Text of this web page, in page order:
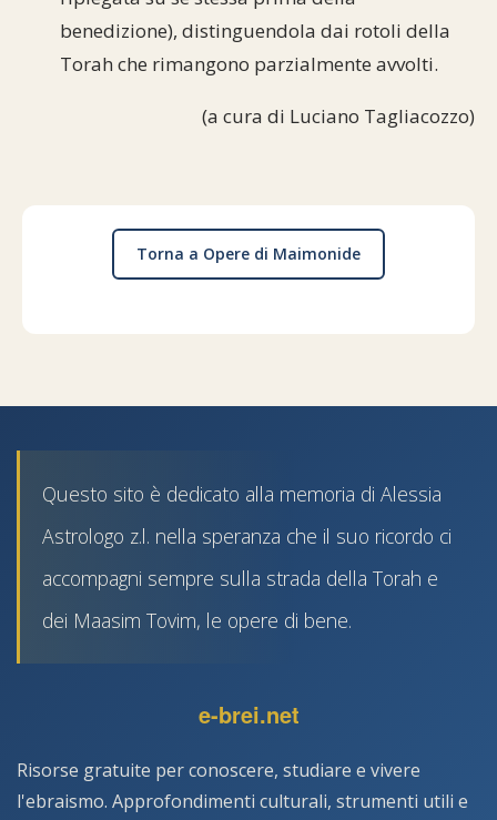
benedizione), distinguendola dai rotoli della
Torah che rimangono parzialmente avvolti.
(a cura di Luciano Tagliacozzo)
Torna a Opere di Maimonide
Questo sito è dedicato alla memoria di Alessia
Astrologo z.l. nella speranza che il suo ricordo ci
accompagni sempre sulla strada della Torah e
dei Maasim Tovim, le opere di bene.
e-brei.net
Risorse gratuite per conoscere, studiare e vivere
l'ebraismo. Approfondimenti culturali, strumenti utili e